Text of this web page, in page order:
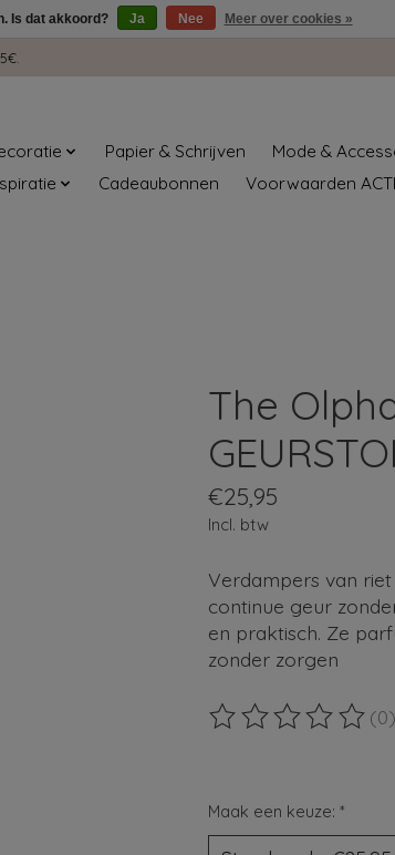
Papier & Schrijven Mode &
Cadeaubonnen Voorwaarden
The
€25,95
Incl. btw
Verdampers van
continue geur
en praktisch. Ze
zonder zorgen
De beoordeling van(0)
Maak een keuze: *
Is dat akkoord? Ja Nee Meer over cookies »